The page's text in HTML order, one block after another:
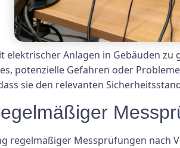
elektrischer Anlagen in Gebäuden
potenzielle Gefahren oder
sie den relevanten
regelmäßiger Messprüfungen nach